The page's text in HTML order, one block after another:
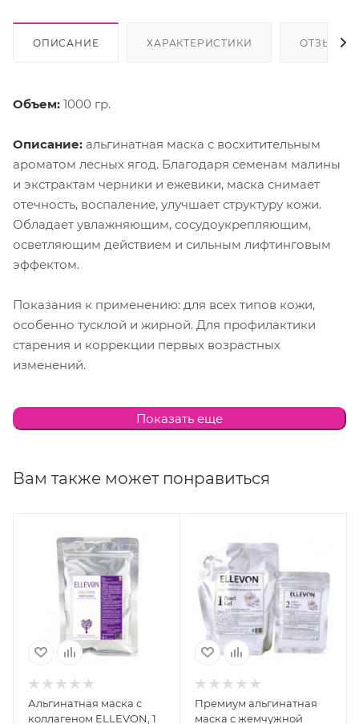
ОПИСАНИЕ ХАРАКТЕРИСТИКИ ОТЗЫВЫ
Объем: 1000 гр.
Описание: альгинатная маска с восхитительным
ароматом лесных ягод. Благодаря семенам малины
и экстрактам черники и ежевики, маска снимает
отечность, воспаление, улучшает структуру кожи.
Обладает увлажняющим, сосудоукрепляющим,
осветляющим действием и сильным лифтинговым
эффектом.
Показания к применению: для всех типов кожи,
особенно тусклой и жирной. Для профилактики
старения и коррекции первых возрастных
изменений.
Способ применения:поскольку разведенная маска
быстро застывает, готовят ее непосредственно
до консистенции густой сметаны (25 г на 75 мл
Маску наносят при помощи шпателя толстым слоем
(3–5 мм) на все лицо, включая губы и веки.Через 6–7
мин маска образует плотную эластичную пленку.
Маску рекомендуется снимать через 20–25 мин
предварительно слегка отсоединив ее по краям от
кожи. Остатки маски снимают влажной салфеткой.
Показать еще
Вам также может понравиться
Альгинатная маска с
коллагеном ELLEVON, 1
Премиум альгинатная
маска с жемчужной